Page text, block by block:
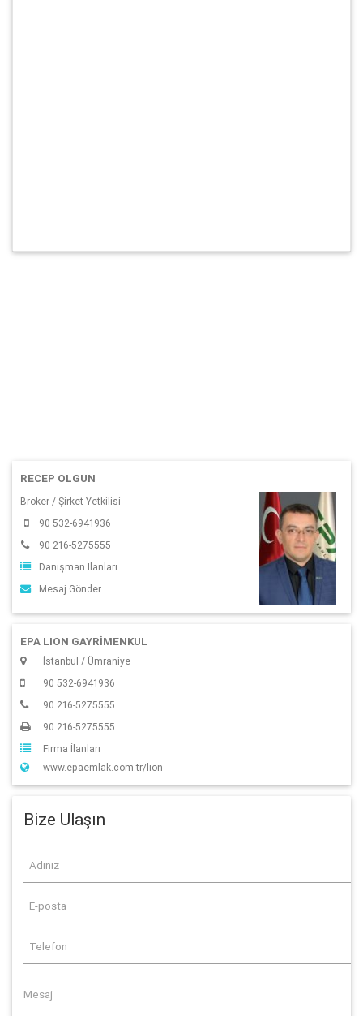
RECEP OLGUN
Broker / Şirket Yetkilisi
90 532-6941936
90 216-5275555
Danışman İlanları
Mesaj Gönder
EPA LION GAYRİMENKUL
İstanbul / Ümraniye
90 532-6941936
90 216-5275555
90 216-5275555
Firma İlanları
www.epaemlak.com.tr/lion
Bize Ulaşın